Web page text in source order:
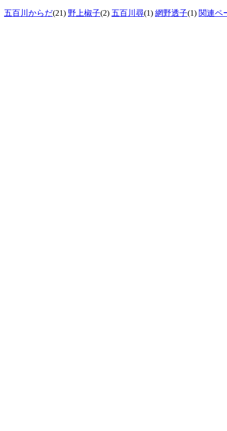
五百川からだ(21) 野上椒子(2) 五百川尋(1) 網野透子(1) 関連ペ